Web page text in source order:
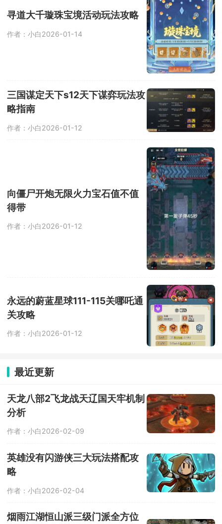
寻道大千璇珠宝境活动玩法攻略
作者：小白2026-01-14
三国谋定天下s12天下谋弈玩法攻
略指南
作者：小白2026-01-12
向僵尸开炮无限火力宝石值不值
得带
作者：小白2026-01-12
永远的蔚蓝星球111-115关哪吒通
关攻略
作者：小白2026-01-12
最近更新
天龙八部2飞龙战天辽国天牢机制
分析
作者：小白2026-02-09
英雄没有闪游侠三大玩法搭配攻
略
作者：小白2026-02-04
烟雨江湖恒山派三级门派全方位